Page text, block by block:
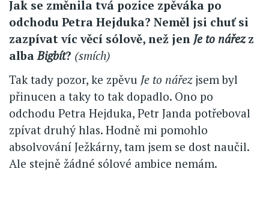
Jak se změnila tvá pozice zpěváka po
odchodu Petra Hejduka? Neměl jsi chuť si
zazpívat víc věcí sólově, než jen Je to nářezz
alba Bigbít? (smích)
Tak tady pozor, ke zpěvu Je to nářezjsem byl
přinucen a taky to tak dopadlo. Ono po
odchodu Petra Hejduka, Petr Janda potřeboval
zpívat druhý hlas. Hodně mi pomohlo
absolvování Ježkárny, tam jsem se dost naučil.
Ale stejně žádné sólové ambice nemám.